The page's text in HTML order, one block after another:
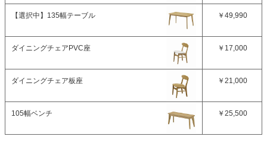
【選択中】 135幅テーブル ￥49,990
ダイニングチェアPVC座 ￥17,000
ダイニングチェア板座 ￥21,000
105幅ベンチ ￥25,500